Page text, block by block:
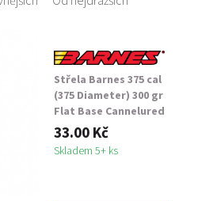
Střela Barnes 375 cal
(375 Diameter) 300 gr
Flat Base Cannelured
33.00 Kč
Skladem 5+ ks